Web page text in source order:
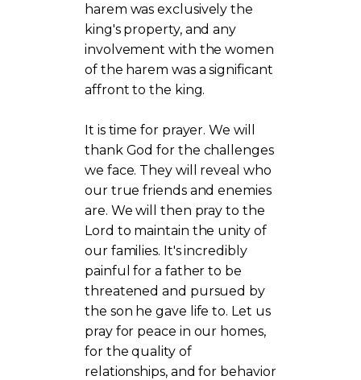
harem was exclusively the
king's property, and any
involvement with the women
of the harem was a significant
affront to the king.
It is time for prayer. We will
thank God for the challenges
we face. They will reveal who
our true friends and enemies
are. We will then pray to the
Lord to maintain the unity of
our families. It's incredibly
painful for a father to be
threatened and pursued by
the son he gave life to. Let us
pray for peace in our homes,
for the quality of
relationships, and for behavior